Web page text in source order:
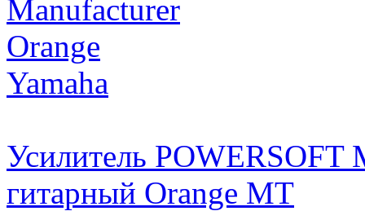
Manufacturer
Orange
Yamaha
Усилитель POWERSOFT
гитарный Orange MT